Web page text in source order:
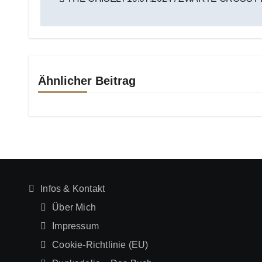
Ähnlicher Beitrag
Infos & Kontakt
Über Mich
Impressum
Cookie-Richtlinie (EU)